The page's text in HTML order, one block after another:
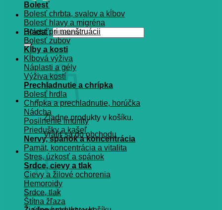
Hľadať:
Žiadne produkty v košíku.
Vrátiť sa do obchodu
Košík
Bolesť
Bolesť chrbta, svalov a kĺbov
Bolesť hlavy a migréna
Bolesť pri menštruácii
Bolesť zubov
Kĺby a kosti
Kĺbová výživa
Náplasti a gély
Výživa kostí
Prechladnutie a chrípka
Bolesť hrdla
Chrípka a prechladnutie, horúčka
Nádcha
Posilnenie imunity
Priedušky a kašeľ
Nervy, spánok a koncentrácia
Pamät, koncentrácia a vitalita
Stres, úzkosť a spánok
Srdce, cievy a tlak
Cievy a žilové ochorenia
Hemoroidy
Srdce, tlak
Štítna žľaza